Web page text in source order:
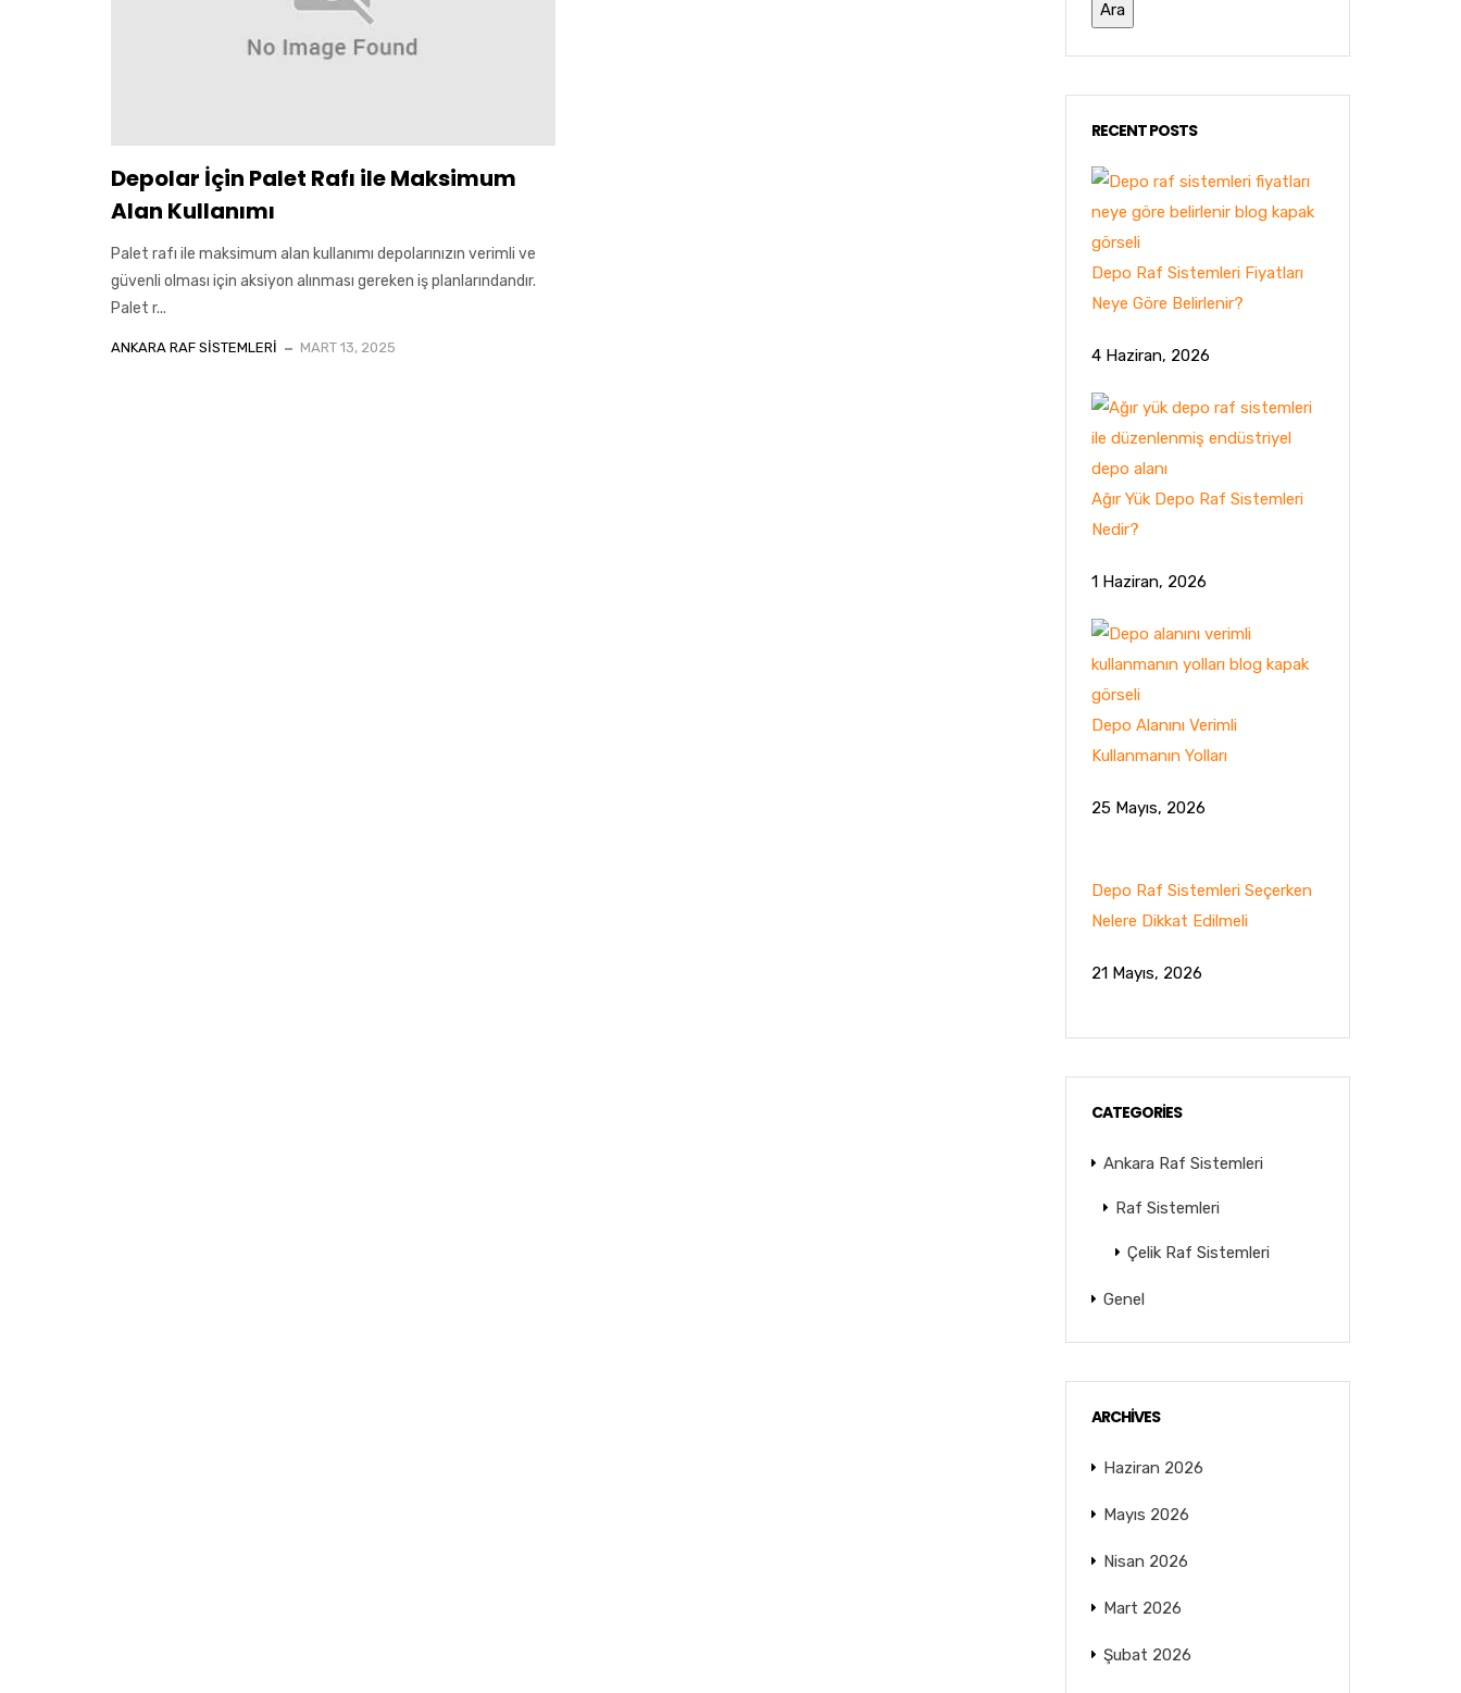
Depolar İçin Palet Rafı ile Maksimum
Alan Kullanımı
Palet rafı ile maksimum alan kullanımı depolarınızın verimli ve
güvenli olması için aksiyon alınması gereken iş planlarındandır.
Palet r...
ANKARA RAF SISTEMLERI MART 13, 2025
RECENT POSTS
Depo Raf Sistemleri Fiyatları
Neye Göre Belirlenir?
4 Haziran, 2026
Ağır Yük Depo Raf Sistemleri
Nedir?
1 Haziran, 2026
Depo Alanını Verimli
Kullanmanın Yolları
25 Mayıs, 2026
Depo Raf Sistemleri Seçerken
Nelere Dikkat Edilmeli
21 Mayıs, 2026
CATEGORIES
Ankara Raf Sistemleri
Raf Sistemleri
Çelik Raf Sistemleri
Genel
ARCHIVES
Haziran 2026
Mayıs 2026
Nisan 2026
Mart 2026
Şubat 2026